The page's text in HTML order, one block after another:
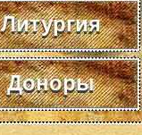
Литургия
Доноры